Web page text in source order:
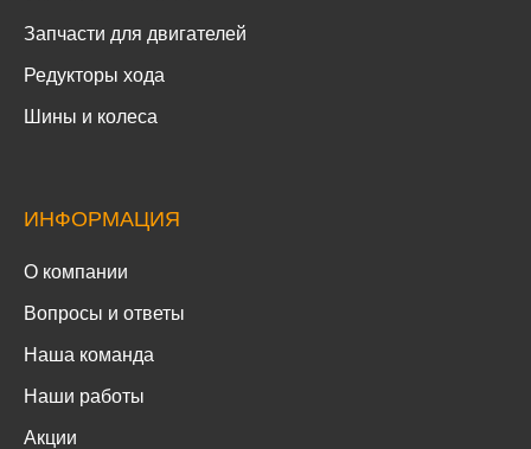
Запчасти для двигателей
Редукторы хода
Шины и колеса
ИНФОРМАЦИЯ
О компании
Вопросы и ответы
Наша команда
Наши работы
Акции